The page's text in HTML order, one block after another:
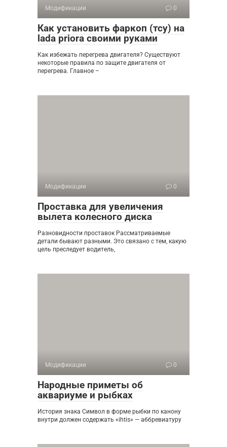
Модификации 0
Как установить фаркоп (тсу) на
lada priora своими руками
Как избежать перегрева двигателя? Существуют
некоторые правила по защите двигателя от
перегрева. Главное –
Модификации 0
Проставка для увеличения
вылета колесного диска
Разновидности проставок Рассматриваемые
детали бывают разными. Это связано с тем, какую
цель преследует водитель,
Модификации 0
Народные приметы об
аквариуме и рыбках
История знака Символ в форме рыбки по канону
внутри должен содержать «ihtis» — аббревиатуру